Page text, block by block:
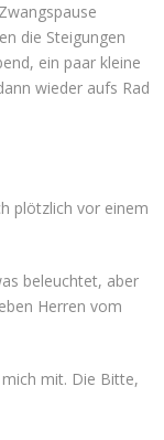
die Steigungen
ein paar kleine
wieder aufs Rad
plötzlich vor einem
beleuchtet, aber
Herren vom
mit. Die Bitte,